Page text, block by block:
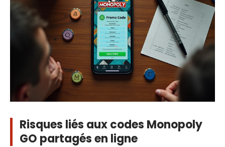
Risques liés aux codes Monopoly
GO partagés en ligne